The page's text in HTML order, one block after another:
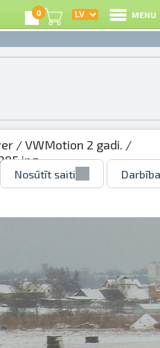
0 MENU
/VWMotion 2 gadi. /
Nosūtīt saiti